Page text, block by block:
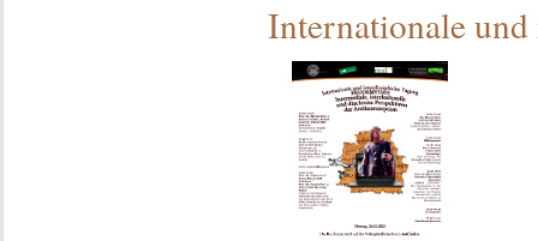
Internationale